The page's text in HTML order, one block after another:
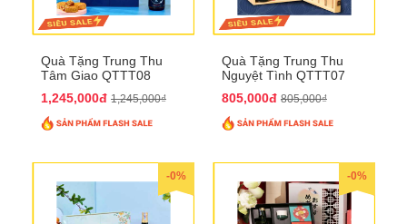
Quà Tặng Trung Thu
Tâm Giao QTTT08
1,245,000đ 1,245,000₫
Quà Tặng Trung Thu
Nguyệt Tình QTTT07
805,000đ 805,000₫
-0% -0%